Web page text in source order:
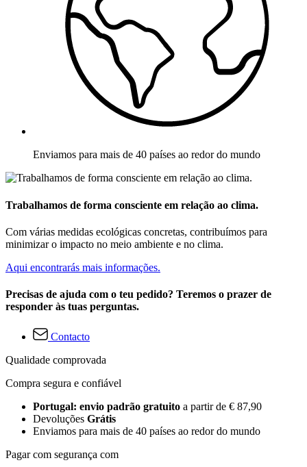
Enviamos para mais de 40 países ao redor do mundo
Trabalhamos de forma consciente em relação ao clima.
Com várias medidas ecológicas concretas, contribuímos para
minimizar o impacto no meio ambiente e no clima.
Aqui encontrarás mais informações.
Precisas de ajuda com o teu pedido? Teremos o prazer de
responder às tuas perguntas.
Contacto
Qualidade comprovada
Compra segura e confiável
Portugal: envio padrão gratuito a partir de € 87,90
Devoluções Grátis
Enviamos para mais de 40 países ao redor do mundo
Pagar com segurança com